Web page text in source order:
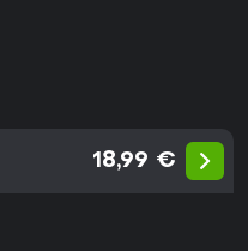
18,99 €